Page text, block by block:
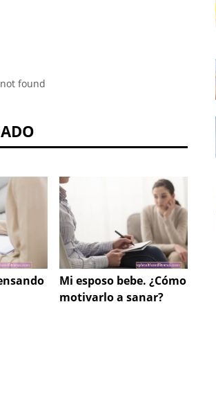
found
Mi esposo bebe. ¿Cómo
motivarlo a sanar?